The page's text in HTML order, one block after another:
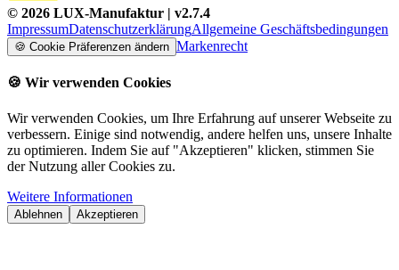
© 2026 LUX-Manufaktur | v2.7.4
ImpressumDatenschutzerklärungAllgemeine Geschäftsbedingungen
🍪 Cookie Präferenzen ändern Markenrecht
🍪 Wir verwenden Cookies
Wir verwenden Cookies, um Ihre Erfahrung auf unserer Webseite zu
verbessern. Einige sind notwendig, andere helfen uns, unsere Inhalte
zu optimieren. Indem Sie auf "Akzeptieren" klicken, stimmen Sie
der Nutzung aller Cookies zu.
Weitere Informationen
Ablehnen Akzeptieren